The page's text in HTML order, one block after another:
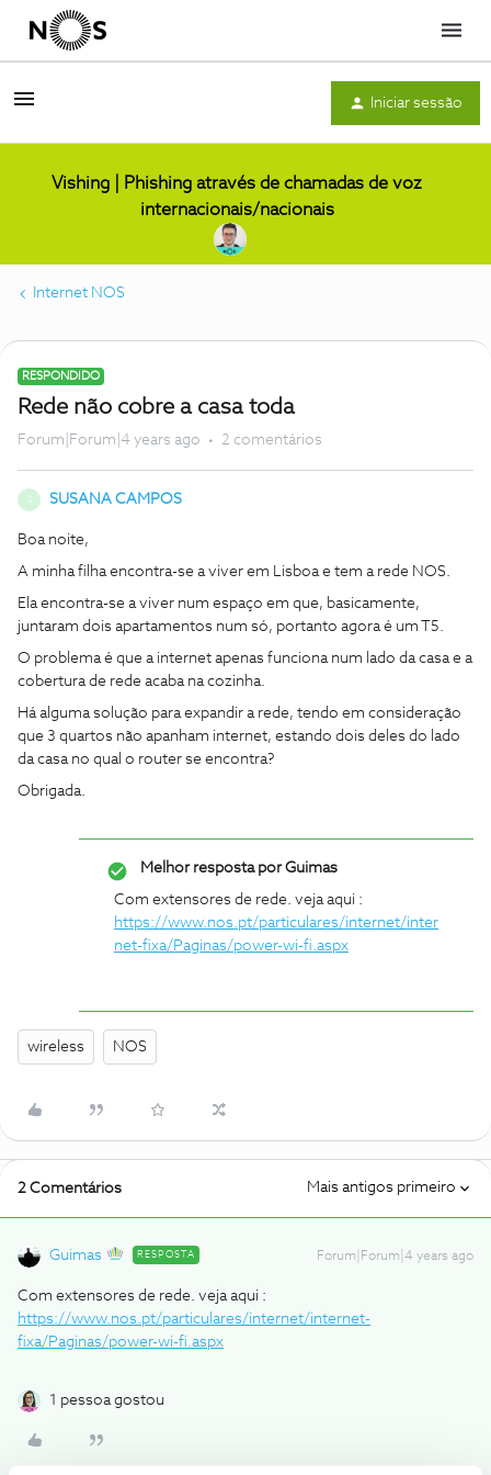
Menu
Iniciar sessão
Vishing | Phishing através de chamadas de voz
internacionais/nacionais
Internet NOS
RESPONDIDO
Rede não cobre a casa toda
Forum|Forum|4 years ago 2 comentários
SUSANA CAMPOS
Boa noite,
A minha filha encontra-se a viver em Lisboa e tem a rede NOS.
Ela encontra-se a viver num espaço em que, basicamente,
juntaram dois apartamentos num só, portanto agora é um T5.
O problema é que a internet apenas funciona num lado da casa e a
cobertura de rede acaba na cozinha.
Há alguma solução para expandir a rede, tendo em consideração
que 3 quartos não apanham internet, estando dois deles do lado
da casa no qual o router se encontra?
Obrigada.
Melhor resposta porGuimas
Com extensores de rede. veja aqui :
https://www.nos.pt/particulares/internet/inter
net-fixa/Paginas/power-wi-fi.aspx
wireless NOS
2 Comentários Mais antigos primeiro
Guimas RESPOSTA Forum|Forum|4 years ago
Com extensores de rede. veja aqui :
https://www.nos.pt/particulares/internet/internet-
fixa/Paginas/power-wi-fi.aspx
1 pessoa gostou